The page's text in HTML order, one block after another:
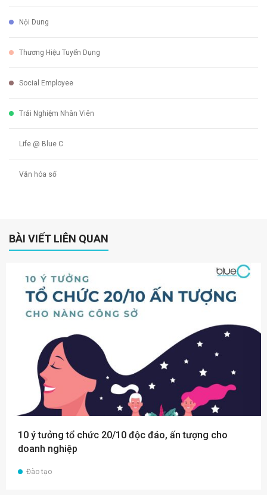
Nội Dung
Thương Hiệu Tuyển Dụng
Social Employee
Trải Nghiệm Nhân Viên
Life @ Blue C
Văn hóa số
BÀI VIẾT LIÊN QUAN
10 ý tưởng tổ chức 20/10 độc đáo, ấn tượng cho
doanh nghiệp
Đào tạo